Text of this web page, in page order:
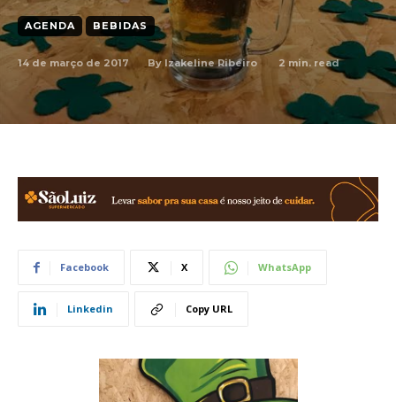
AGENDA BEBIDAS
14 de março de 2017 By Izakeline Ribeiro 2 min. read
Facebook X WhatsApp
Linkedin Copy URL